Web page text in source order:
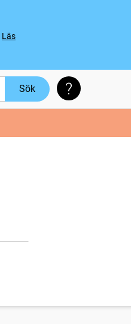
Läs
Sök Söktips